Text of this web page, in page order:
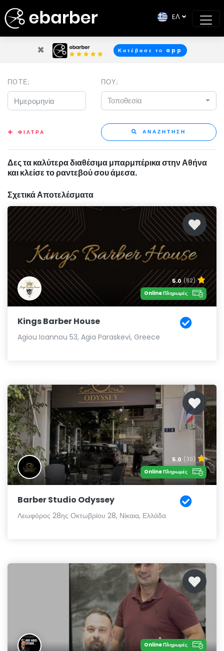
× Κατέβασε το app
EΛ
ΠΟΤΕ; ΠΟΥ;
Τοποθεσία
ΦΙΛΤΡΑ ΑΝΑΖΗΤΗΣΗ
Δες τα καλύτερα διαθέσιμα μπαρμπέρικα στην Αθήνα
και κλείσε το ραντεβού σου άμεσα.
Σχετικά Αποτελέσματα
5.0 (82)
Online Πληρωμές
Kings Barber House
Agiou Ioannou 53, Agia Paraskevi, Greece
5.0 (30)
Online Πληρωμές
Barber Studio Odyssey
Λεωφόρος 28ης Οκτωβρίου 28, Νίκαια, Ελλάδα
Online Πληρωμές